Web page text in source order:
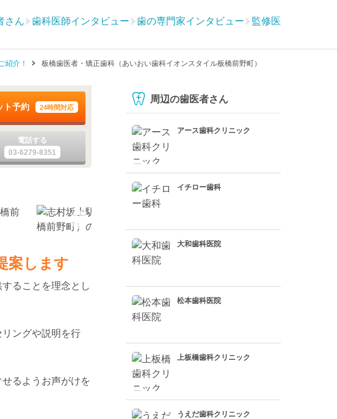
さん 歯科医師インタビュー 歯の専門家インタビュー 監修医
紹介！ 板橋歯医者・矯正歯科（あいおい歯科イオンスタイル板橋前野町）
電話する
03-6279-8351
24時間対応
ト予約
案します
ることを理念とし
ングや説明を行
るようお声がけを
周辺の歯医者さん
アース歯科クリニック
イチロー歯科
大和歯科医院
松本歯科医院
上板橋歯科クリニック
うえだ歯科クリニック